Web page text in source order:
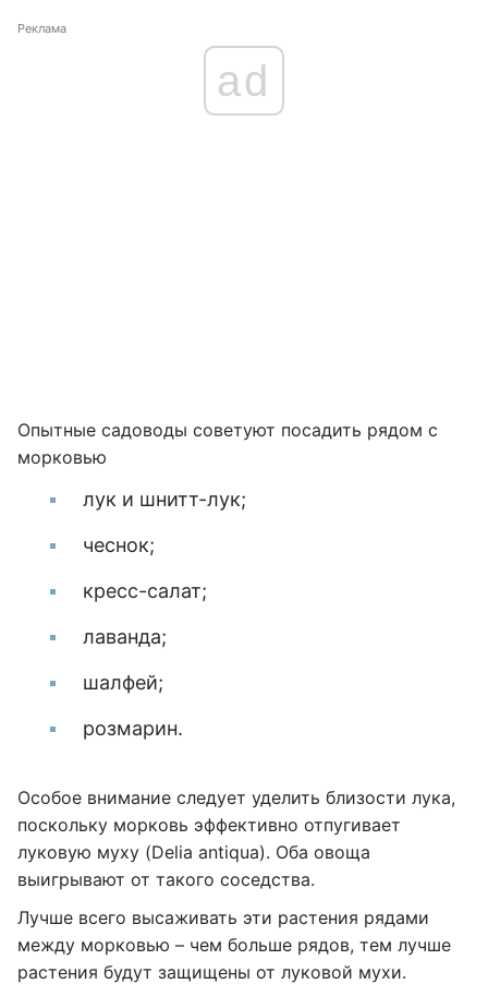
Реклама
ad
Опытные садоводы советуют посадить рядом с
морковью
лук и шнитт-лук;
чеснок;
кресс-салат;
лаванда;
шалфей;
розмарин.
Особое внимание следует уделить близости лука,
поскольку морковь эффективно отпугивает
луковую муху (Delia antiqua). Оба овоща
выигрывают от такого соседства.
Лучше всего высаживать эти растения рядами
между морковью – чем больше рядов, тем лучше
растения будут защищены от луковой мухи.